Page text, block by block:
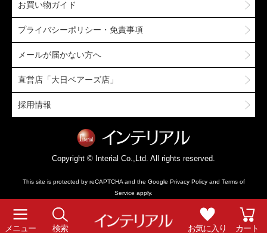
メニュー 検索 お気に入り カート
お買い物ガイド
プライバシーポリシー・免責事項
メールが届かない方へ
直営店「大日ベアーズ店」
採用情報
Copyright © Interial Co.,Ltd. All rights reserved.
This site is protected by reCAPTCHA and the Google Privacy Policyand Terms of
Service apply.